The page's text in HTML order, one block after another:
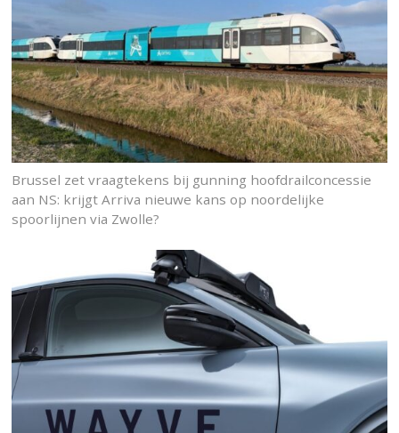
Brussel zet vraagtekens bij gunning hoofdrailconcessie
aan NS: krijgt Arriva nieuwe kans op noordelijke
spoorlijnen via Zwolle?